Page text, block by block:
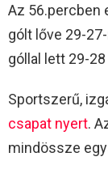
Az 56.percben
gólt lőve 29-
góllal lett 29-
Sportszerű,
csapat nyert.
mindössze